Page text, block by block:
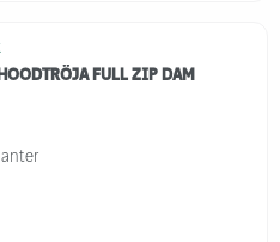
FULL ZIP DAM